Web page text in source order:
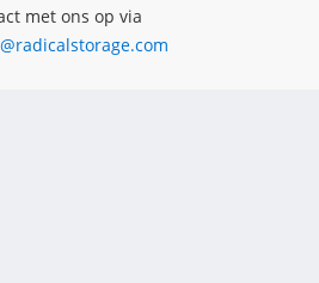
met ons op via